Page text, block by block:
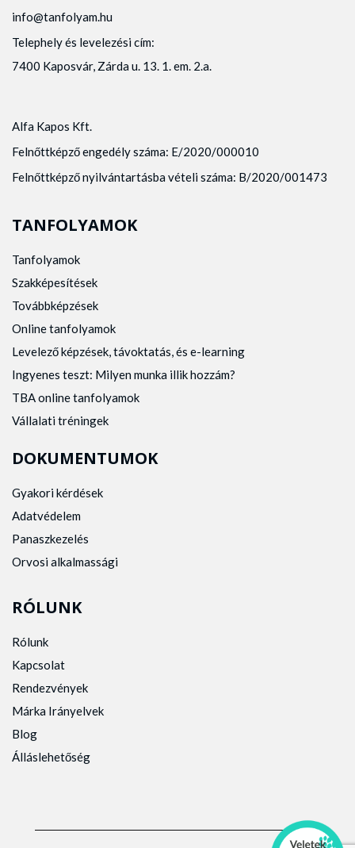
info@tanfolyam.hu
Telephely és levelezési cím:
7400 Kaposvár, Zárda u. 13. 1. em. 2.a.
Alfa Kapos Kft.
Felnőttképző engedély száma: E/2020/000010
Felnőttképző nyilvántartásba vételi száma: B/2020/001473
TANFOLYAMOK
Tanfolyamok
Szakképesítések
Továbbképzések
Online tanfolyamok
Levelező képzések, távoktatás, és e-learning
Ingyenes teszt: Milyen munka illik hozzám?
TBA online tanfolyamok
Vállalati tréningek
DOKUMENTUMOK
Gyakori kérdések
Adatvédelem
Panaszkezelés
Orvosi alkalmassági
RÓLUNK
Rólunk
Kapcsolat
Rendezvények
Márka Irányelvek
Blog
Álláslehetőség